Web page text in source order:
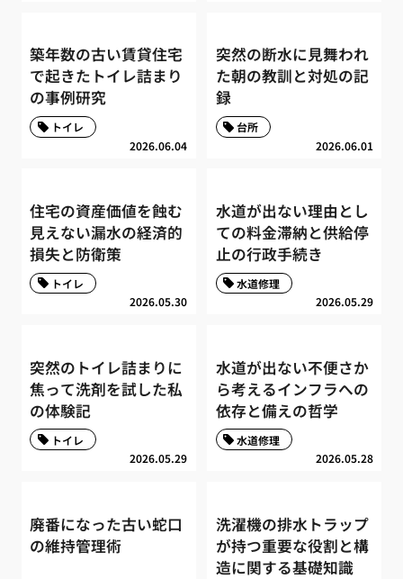
築年数の古い賃貸住宅
で起きたトイレ詰まり
の事例研究
2026.06.04
トイレ
突然の断水に見舞われ
た朝の教訓と対処の記
録
2026.06.01
台所
住宅の資産価値を蝕む
見えない漏水の経済的
損失と防衛策
2026.05.30
トイレ
水道が出ない理由とし
ての料金滞納と供給停
止の行政手続き
2026.05.29
水道修理
突然のトイレ詰まりに
焦って洗剤を試した私
の体験記
2026.05.29
トイレ
水道が出ない不便さか
ら考えるインフラへの
依存と備えの哲学
2026.05.28
水道修理
廃番になった古い蛇口
の維持管理術
洗濯機の排水トラップ
が持つ重要な役割と構
造に関する基礎知識